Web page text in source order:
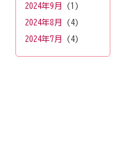
2024年9月
(1)
2024年8月
(4)
2024年7月
(4)